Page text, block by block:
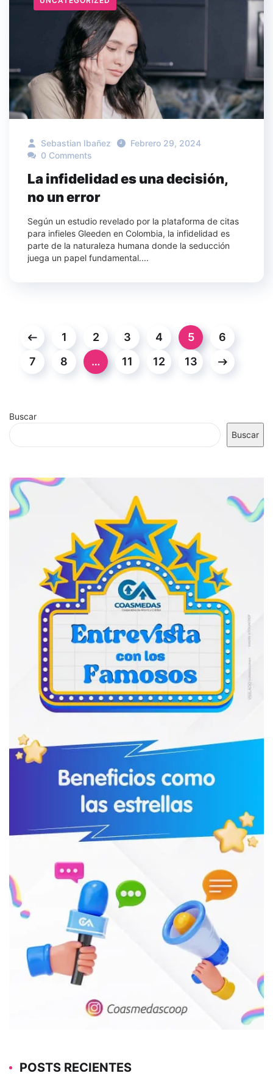
Sebastian Ibañez
Febrero 29, 2024
0 Comments
La infidelidad es una decisión,
no un error
Según un estudio revelado por la plataforma de citas
para infieles Gleeden en Colombia, la infidelidad es
parte de la naturaleza humana donde la seducción
juega un papel fundamental....
1 2 3 4 5
6
7
8 … 11 12 13
Buscar
Buscar
POSTS RECIENTES